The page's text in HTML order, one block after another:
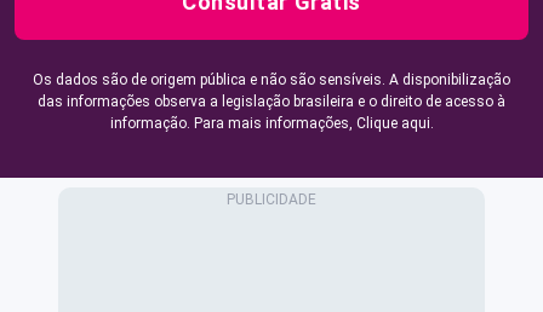
Os dados são de origem pública e não são sensíveis. A disponibilização
das informações observa a legislação brasileira e o direito de acesso à
informação. Para mais informações, Clique aqui.